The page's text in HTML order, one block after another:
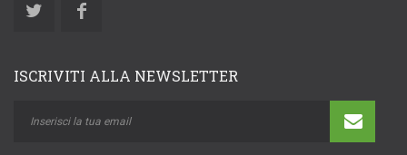
ISCRIVITI ALLA NEWSLETTER